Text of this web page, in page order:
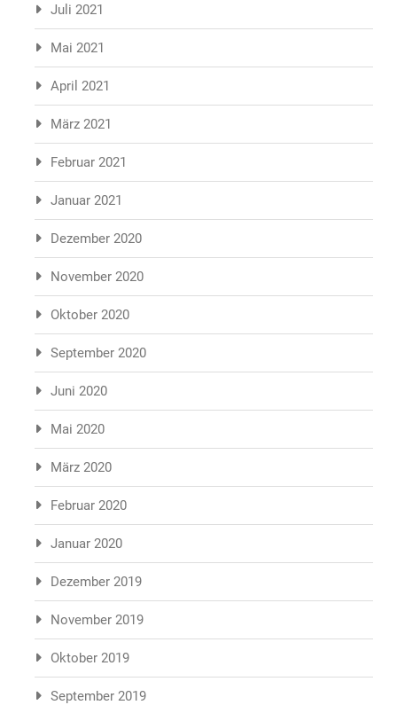
Juli 2021
Mai 2021
April 2021
März 2021
Februar 2021
Januar 2021
Dezember 2020
November 2020
Oktober 2020
September 2020
Juni 2020
Mai 2020
März 2020
Februar 2020
Januar 2020
Dezember 2019
November 2019
Oktober 2019
September 2019